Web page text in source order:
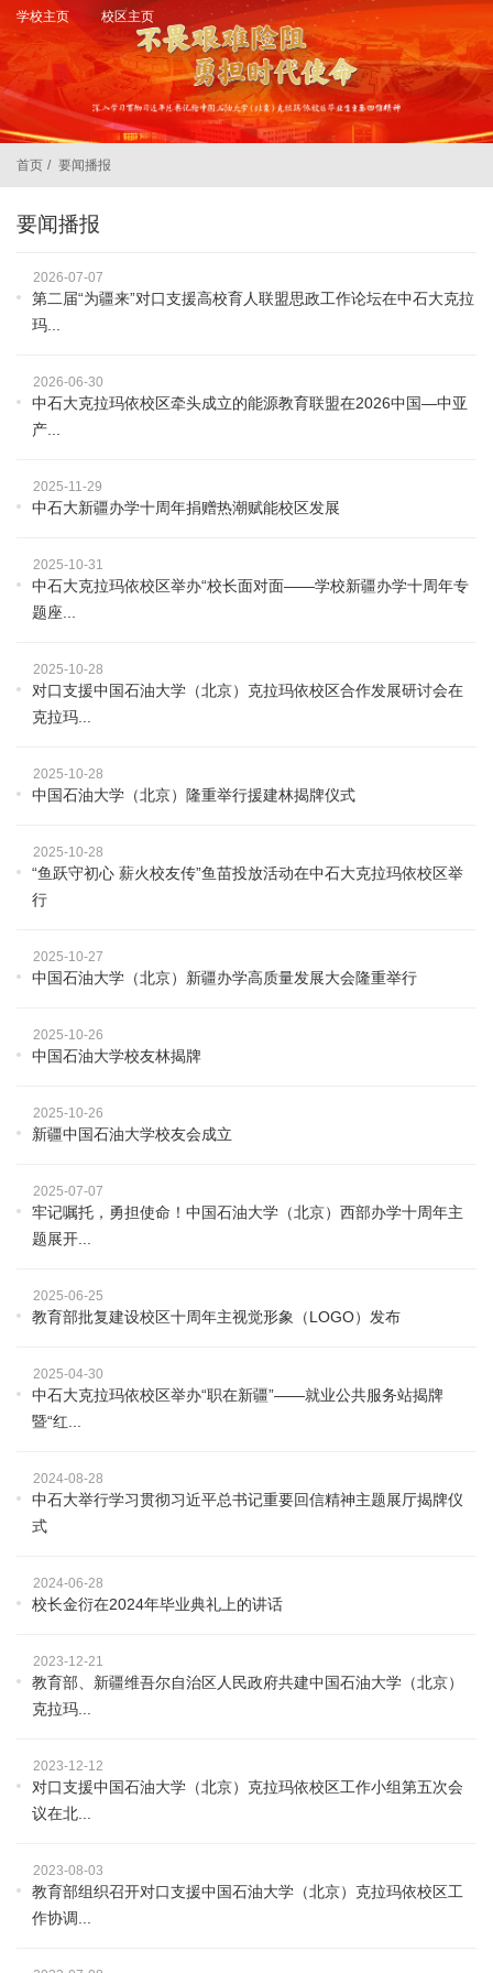
学校主页 校区主页
首页 / 要闻播报
要闻播报
2026-07-07
第二届“为疆来”对口支援高校育人联盟思政工作论坛在中石大克拉
玛...
2026-06-30
中石大克拉玛依校区牵头成立的能源教育联盟在2026中国—中亚
产...
2025-11-29
中石大新疆办学十周年捐赠热潮赋能校区发展
2025-10-31
中石大克拉玛依校区举办“校长面对面——学校新疆办学十周年专
题座...
2025-10-28
对口支援中国石油大学（北京）克拉玛依校区合作发展研讨会在
克拉玛...
2025-10-28
中国石油大学（北京）隆重举行援建林揭牌仪式
2025-10-28
“鱼跃守初心 薪火校友传”鱼苗投放活动在中石大克拉玛依校区举
行
2025-10-27
中国石油大学（北京）新疆办学高质量发展大会隆重举行
2025-10-26
中国石油大学校友林揭牌
2025-10-26
新疆中国石油大学校友会成立
2025-07-07
牢记嘱托，勇担使命！中国石油大学（北京）西部办学十周年主
题展开...
2025-06-25
教育部批复建设校区十周年主视觉形象（LOGO）发布
2025-04-30
中石大克拉玛依校区举办“职在新疆”——就业公共服务站揭牌
暨“红...
2024-08-28
中石大举行学习贯彻习近平总书记重要回信精神主题展厅揭牌仪
式
2024-06-28
校长金衍在2024年毕业典礼上的讲话
2023-12-21
教育部、新疆维吾尔自治区人民政府共建中国石油大学（北京）
克拉玛...
2023-12-12
对口支援中国石油大学（北京）克拉玛依校区工作小组第五次会
议在北...
2023-08-03
教育部组织召开对口支援中国石油大学（北京）克拉玛依校区工
作协调...